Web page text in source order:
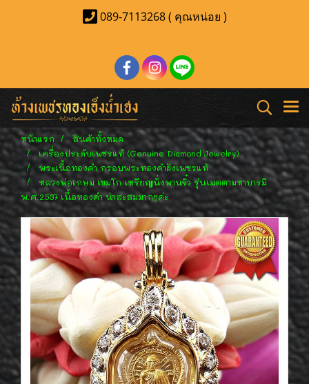
089-7113268 ( คุณหน่อย )
หน้าแรก
สินค้าทั้งหมด
เครื่องประดับเพชรแท้ (Genuine Diamond Jewelry)
พระเนื้อทองคำ กรอบพระทองคำฝังเพชรแท้
หลวงพ่อเกษม เขมโก เหรียญนั่งพานจิ๋ว รุ่นเมตตามหาบารมี
พ.ศ.2537 เนื้อทองคำ น่าสะสมมากๆค่ะ